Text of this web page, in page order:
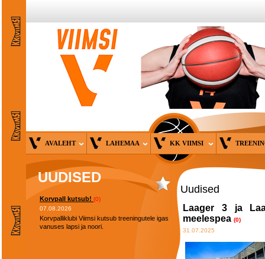
AVALEHT LAHEMAA KK VIIMSI
UUDISED
Korvpall kutsub! (0)
07.08.2026
Korvpalliklubi Viimsi kutsub treeningutele igas
vanuses lapsi ja noori.
Uudised
Laager 3 ja
meelespea (0)
31.07.2025